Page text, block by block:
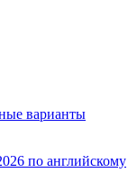
варианты
по английскому